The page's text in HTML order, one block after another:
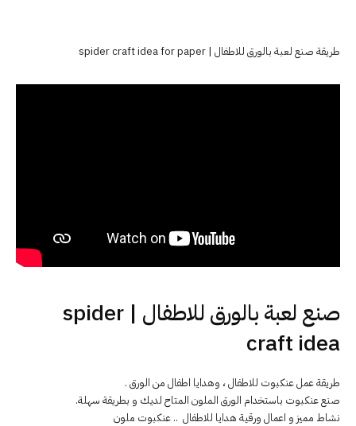
طريقة صنع لعبة بالورق للاطفال | spider craft idea for paper
صنع لعبة بالورق للاطفال | spider
craft idea
طريقة عمل عنكبوت للاطفال ، وهدايا اطفال من الورق .
صنع عنكبوت باستخدام الورق الملون المتاح لديك و بطريقة سهلة.
نشاط مميز و اعمال ورقية هدايا للاطفال .. عنكبوت ملون